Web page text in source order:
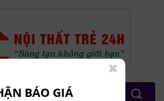
BÁO GIÁ